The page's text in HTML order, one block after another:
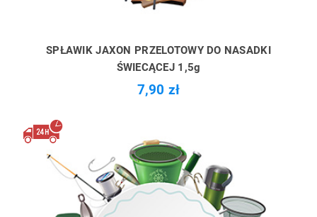
SPŁAWIK JAXON PRZELOTOWY DO NASADKI
ŚWIECĄCEJ 1,5g
7,90 zł